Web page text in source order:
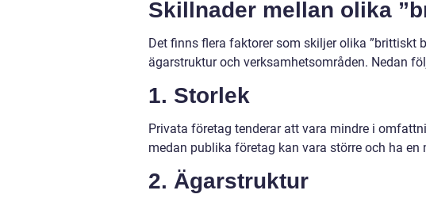
Skillnader mellan olika
Det finns flera faktorer som skiljer olika ”brittiskt
ägarstruktur och verksamhetsområden. Nedan
1. Storlek
Privata företag tenderar att vara mindre i
medan publika företag kan vara större och ha en
2. Ägarstruktur